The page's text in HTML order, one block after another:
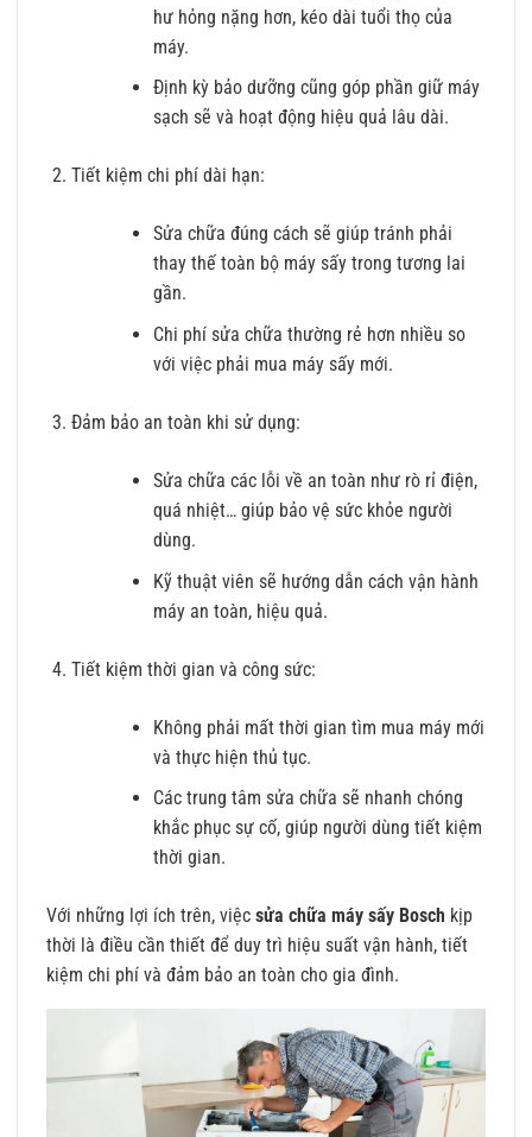
hư hỏng nặng hơn, kéo dài tuổi thọ của
máy.
Định kỳ bảo dưỡng cũng góp phần giữ máy
sạch sẽ và hoạt động hiệu quả lâu dài.
Tiết kiệm chi phí dài hạn:
Sửa chữa đúng cách sẽ giúp tránh phải
thay thế toàn bộ máy sấy trong tương lai
gần.
Chi phí sửa chữa thường rẻ hơn nhiều so
với việc phải mua máy sấy mới.
Đảm bảo an toàn khi sử dụng:
Sửa chữa các lỗi về an toàn như rò rỉ điện,
quá nhiệt… giúp bảo vệ sức khỏe người
dùng.
Kỹ thuật viên sẽ hướng dẫn cách vận hành
máy an toàn, hiệu quả.
Tiết kiệm thời gian và công sức:
Không phải mất thời gian tìm mua máy mới
và thực hiện thủ tục.
Các trung tâm sửa chữa sẽ nhanh chóng
khắc phục sự cố, giúp người dùng tiết kiệm
thời gian.
Với những lợi ích trên, việc sửa chữa máy sấy Bosch kịp
thời là điều cần thiết để duy trì hiệu suất vận hành, tiết
kiệm chi phí và đảm bảo an toàn cho gia đình.